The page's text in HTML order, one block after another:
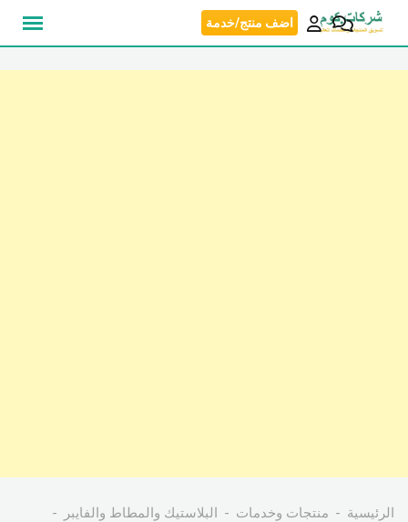
انتقل
اضف منتج/خدمة
الرئيسية منتجات وخدمات
البلاستيك والمطاط والفايبر